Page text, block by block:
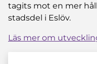
tagits mot en mer
stadsdel i Eslöv.
Läs mer om